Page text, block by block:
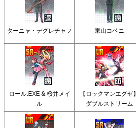
ターニャ・デグレチャフ 東山コベニ
ロール.EXE & 桜井メイ
ル
【ロックマンエグゼ】
ダブルストリーム